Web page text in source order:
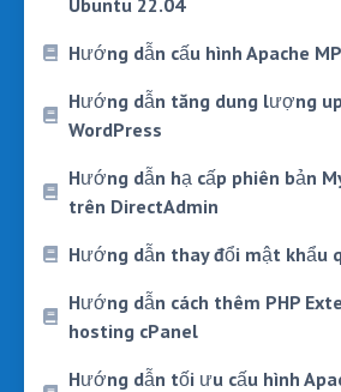
Ubuntu 22.04
Hướng dẫn cấu hình Apache
Hướng dẫn tăng dung lượng
WordPress
Hướng dẫn hạ cấp phiên bản
trên DirectAdmin
Hướng dẫn thay đổi mật khẩu
Hướng dẫn cách thêm PHP
hosting cPanel
Hướng dẫn tối ưu cấu hình